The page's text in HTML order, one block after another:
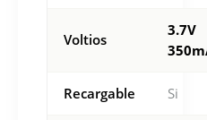
Voltios
3.7V
Recargable Si